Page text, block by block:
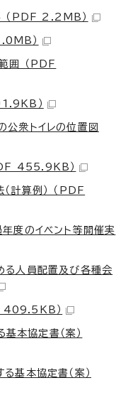
（PDF 2.2MB）
）
囲 （PDF
）
衆トイレの位置図
455.9KB）
計算例） （PDF
度のイベント等開催実
人員配置及び各種会
409.5KB）
協定書（案）
基本協定書（案）